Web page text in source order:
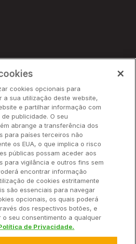
cookies opcionais para
a sua utilização deste website,
e partilhar informação com
publicidade. O seu
abrange a transferência dos
para países terceiros não
os EUA, o que implica o risco
públicas possam aceder aos
para vigilância e outros fins sem
encontrar informação
de cookies estritamente
são essenciais para navegar
opcionais, os quais poderá
dos respectivos botões, e
o seu consentimento a qualquer
de Privacidade.